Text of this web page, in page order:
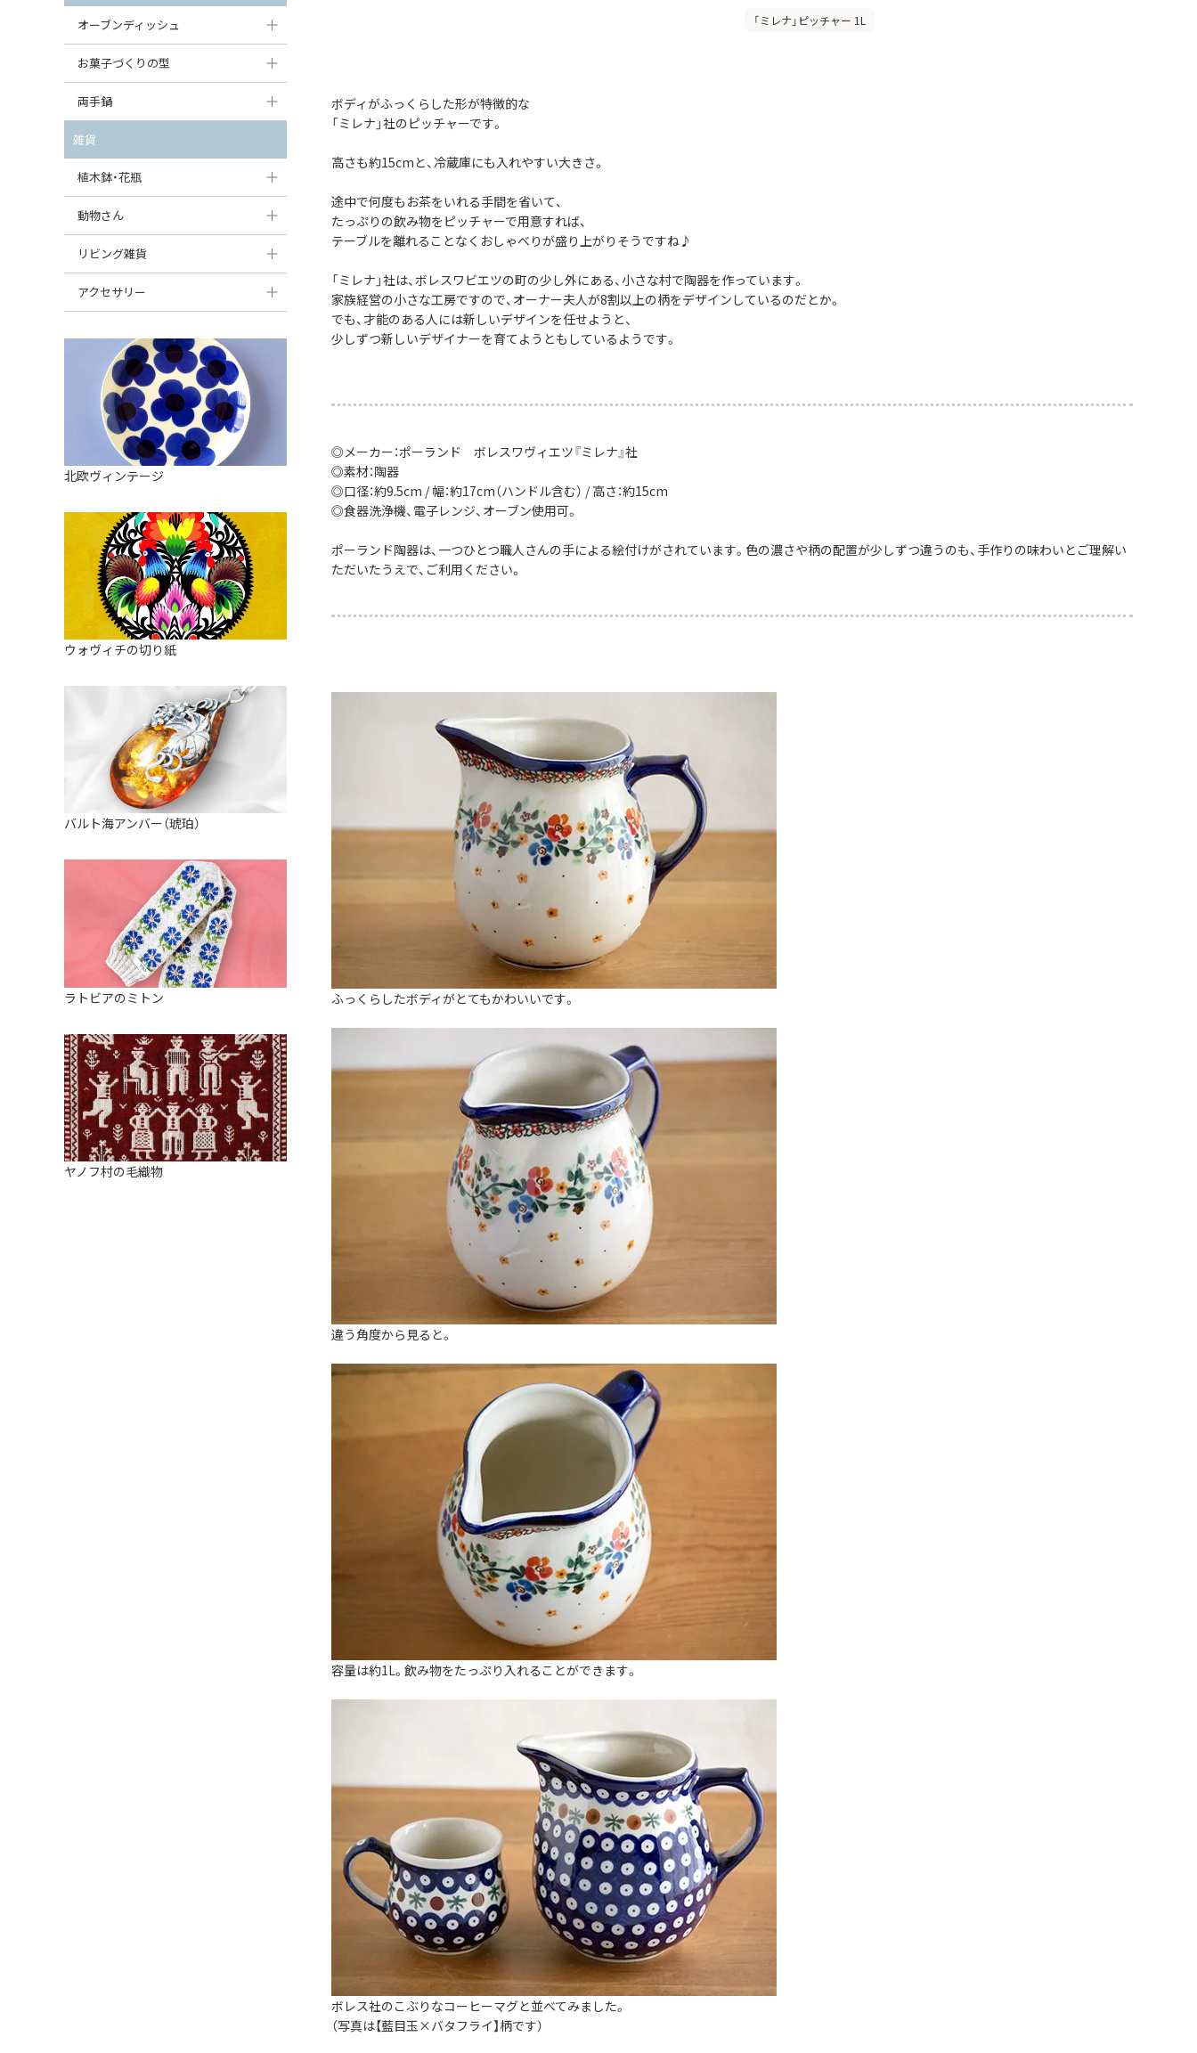
「ミレナ」ピッチャー 1L
ボディがふっくらした形が特徴的な
「ミレナ」社のピッチャーです。
高さも約15cmと、冷蔵庫にも入れやすい大きさ。
途中で何度もお茶をいれる手間を省いて、
たっぷりの飲み物をピッチャーで用意すれば、
テーブルを離れることなくおしゃべりが盛り上がりそうですね♪
「ミレナ」社は、ボレスワビエツの町の少し外にある、小さな村で陶器を作っています。
家族経営の小さな工房ですので、オーナー夫人が8割以上の柄をデザインしているのだとか。
でも、才能のある人には新しいデザインを任せようと、
少しずつ新しいデザイナーを育てようともしているようです。
◎メーカー：ポーランド ボレスワヴィエツ『ミレナ』社
◎素材：陶器
◎口径：約9.5cm / 幅：約17cm（ハンドル含む） / 高さ：約15cm
◎食器洗浄機、電子レンジ、オーブン使用可。
ポーランド陶器は、一つひとつ職人さんの手による絵付けがされています。色の濃さや柄の配置が少しずつ違うのも、手作りの味わいとご理解い
ただいたうえで、ご利用ください。
ふっくらしたボディがとてもかわいいです。
違う角度から見ると。
容量は約1L。飲み物をたっぷり入れることができます。
ボレス社のこぶりなコーヒーマグと並べてみました。
（写真は【藍目玉×バタフライ】柄です）
ダルマプレート
たまご型プレート
ハート型プレート
変形プレート
分割ディッシュ
すべて見る
オーバルボウル
ハートボウル
葉っぱ型ボウル
りんご型ボウル
いちご型ボウル
星型ボウル
スープカップ
そば猪口・フリーカップ
ココット
薬味入れ
ミキシングボウル
すべて見る
ガーリックポット
オニオンキャニスター
ガーリックキャニスター
チーズケース
バターディッシュ
六角形ポット
ボトル
すべて見る
すべて見る
グレイヴィーボート
エッグカップ
ケーキスタンド
カトラリー
はしおき・カトラリーレスト
オーブンディッシュ
大型（24cm〜）
中型（18〜24cm）
スクエアオーブンディッシュ
オーバルオーブンディッシュ
すべて見る
お菓子づくりの型
パウンド型
マフィン型
すべて見る
両手鍋
チュリーン
キャセロール
すべて見る
雑貨
植木鉢・花瓶
植木鉢
花瓶
動物さん
フィギュア・置物
貯金箱
オーナメント
クリーマー
リビング雑貨
スツール
バス・洗面用品
家具小物
小物入れ
アロマポット
バスケット
装飾用タイル・プレート
ミニチュア
天使さま
カードスタンド
マグネット
すべて見る
アクセサリー
ペンダントトップ
すべて見る
北欧ヴィンテージ
ウォヴィチの切り紙
バルト海アンバー（琥珀）
ラトビアのミトン
ヤノフ村の毛織物